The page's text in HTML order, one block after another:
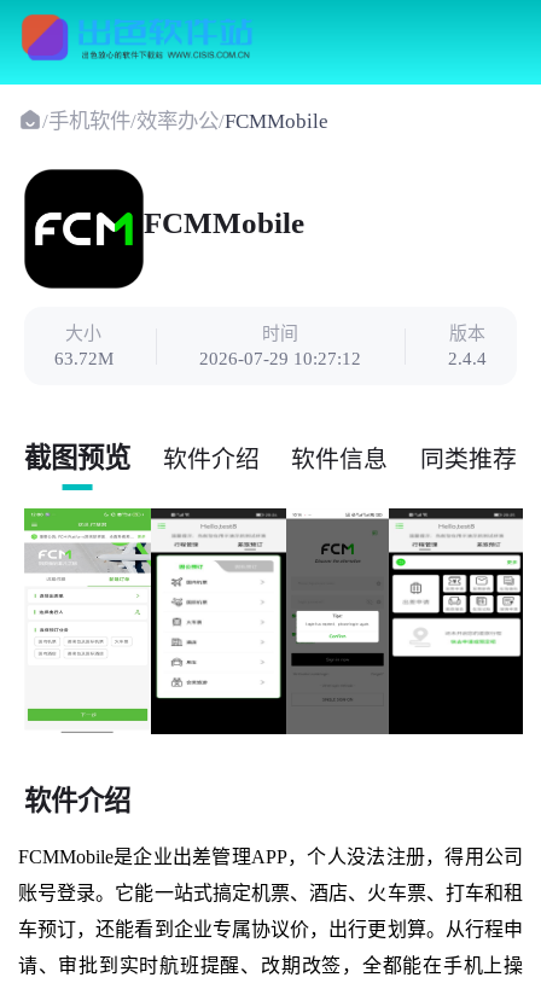
/手机软件/效率办公/FCMMobile
FCMMobile
大小
63.72M
时间
2026-07-29 10:27:12
版本
2.4.4
截图预览 软件介绍 软件信息 同类推荐
软件介绍
FCMMobile是企业出差管理APP，个人没法注册，得用公司
账号登录。它能一站式搞定机票、酒店、火车票、打车和租
车预订，还能看到企业专属协议价，出行更划算。从行程申
请、审批到实时航班提醒、改期改签，全都能在手机上操